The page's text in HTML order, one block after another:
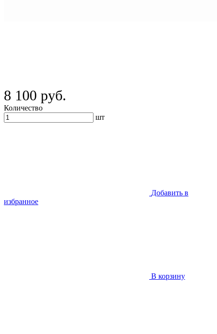
8 100 руб.
Количество
шт
Добавить в
избранное
В корзину